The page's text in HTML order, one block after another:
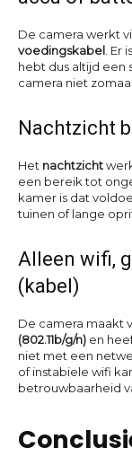
De camera werkt
voedingskabel .
hebt dus altijd een
camera niet
Nachtzicht
Het nachtzicht
een bereik tot
kamer is dat
tuinen of lange
Alleen wifi,
(kabel)
De camera maakt
(802.11b/g/n) en
niet met een
of instabiele wifi
betrouwbaarheid